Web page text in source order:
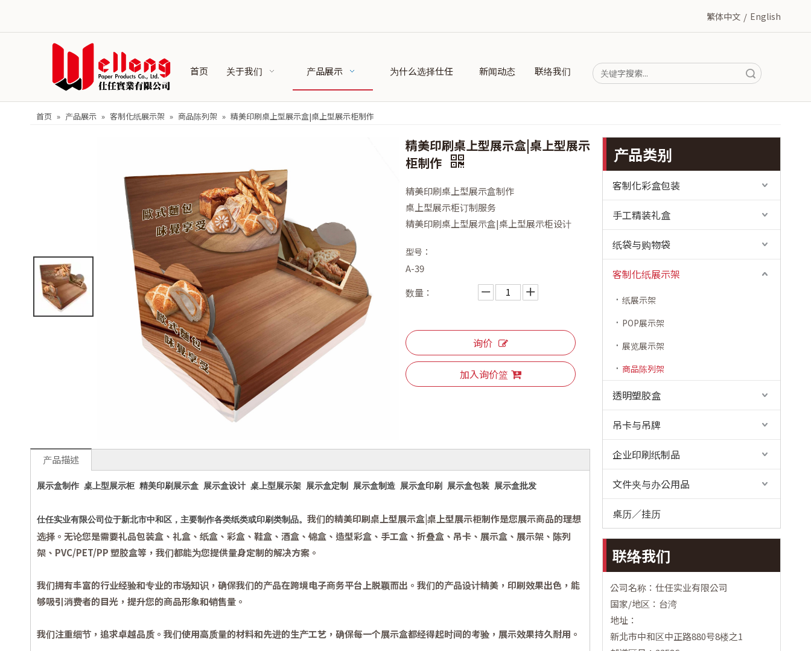
繁体中文 / English
首页 关于我们 产品展示 为什么选择仕任 新闻动态 联络我们
首页 » 产品展示 » 客制化纸展示架 » 商品陈列架 » 精美印刷桌上型展示盒|桌上型展示柜制作
精美印刷桌上型展示盒|桌上型展示
柜制作
精美印刷桌上型展示盒制作
桌上型展示柜订制服务
精美印刷桌上型展示盒|桌上型展示柜设计
型号：
A-39
数量：
询价
加入询价篮
产品描述
展示盒制作 桌上型展示柜 精美印刷展示盒 展示盒设计 桌上型展示架 展示盒定制 展示盒制造 展示盒印刷 展示盒包装 展示盒批发
仕任实业有限公司位于新北市中和区，主要制作各类纸类或印刷类制品。 我们的精美印刷桌上型展示盒|桌上型展示柜制作是您展示商品的理想
选择。无论您是需要礼品包装盒、礼盒、纸盒、彩盒、鞋盒、酒盒、锦盒、造型彩盒、手工盒、折叠盒、吊卡、展示盒、展示架、陈列
架、PVC/PET/PP 塑胶盒等，我们都能为您提供量身定制的解决方案。
我们拥有丰富的行业经验和专业的市场知识，确保我们的产品在跨境电子商务平台上脱颖而出。我们的产品设计精美，印刷效果出色，能
够吸引消费者的目光，提升您的商品形象和销售量。
我们注重细节，追求卓越品质。我们使用高质量的材料和先进的生产工艺，确保每一个展示盒都经得起时间的考验，展示效果持久耐用。
产品类别
客制化彩盒包装
手工精装礼盒
纸袋与购物袋
客制化纸展示架
纸展示架
POP展示架
展览展示架
商品陈列架
透明塑胶盒
吊卡与吊牌
企业印刷纸制品
文件夹与办公用品
桌历／挂历
联络我们
公司名称：仕任实业有限公司
国家/地区：台湾
地址：
新北市中和区中正路880号8楼之1